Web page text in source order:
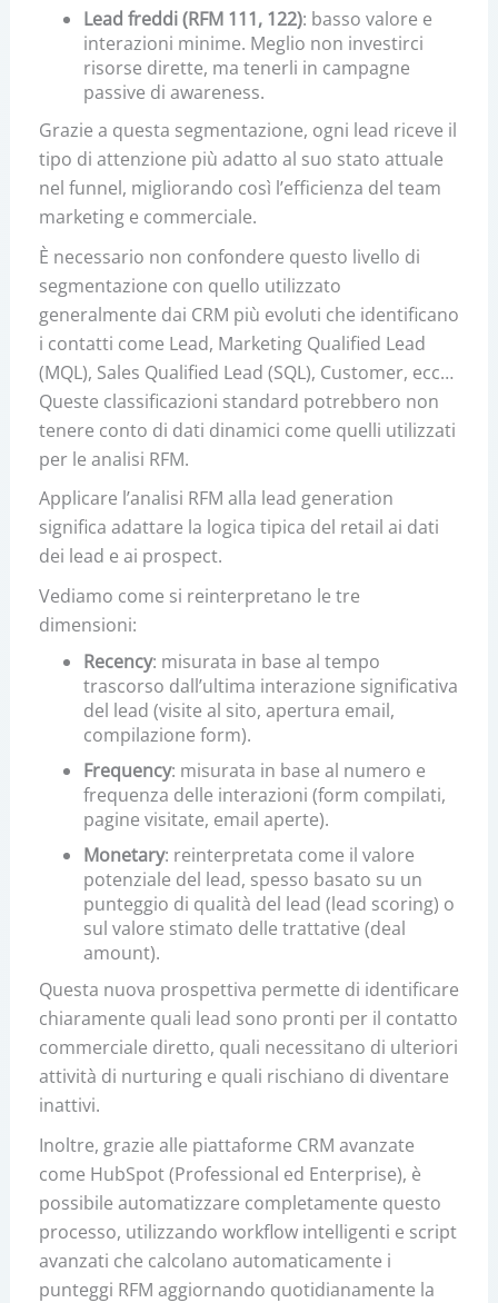
Lead freddi (RFM 111, 122): basso valore e
interazioni minime. Meglio non investirci
risorse dirette, ma tenerli in campagne
passive di awareness.
Grazie a questa segmentazione, ogni lead riceve il
tipo di attenzione più adatto al suo stato attuale
nel funnel, migliorando così l’efficienza del team
marketing e commerciale.
È necessario non confondere questo livello di
segmentazione con quello utilizzato
generalmente dai CRM più evoluti che identificano
i contatti come Lead, Marketing Qualified Lead
(MQL), Sales Qualified Lead (SQL), Customer, ecc…
Queste classificazioni standard potrebbero non
tenere conto di dati dinamici come quelli utilizzati
per le analisi RFM.
Applicare l’analisi RFM alla lead generation
significa adattare la logica tipica del retail ai dati
dei lead e ai prospect.
Vediamo come si reinterpretano le tre
dimensioni:
Recency: misurata in base al tempo
trascorso dall’ultima interazione significativa
del lead (visite al sito, apertura email,
compilazione form).
Frequency: misurata in base al numero e
frequenza delle interazioni (form compilati,
pagine visitate, email aperte).
Monetary: reinterpretata come il valore
potenziale del lead, spesso basato su un
punteggio di qualità del lead (lead scoring) o
sul valore stimato delle trattative (deal
amount).
Questa nuova prospettiva permette di identificare
chiaramente quali lead sono pronti per il contatto
commerciale diretto, quali necessitano di ulteriori
attività di nurturing e quali rischiano di diventare
inattivi.
Inoltre, grazie alle piattaforme CRM avanzate
come HubSpot (Professional ed Enterprise), è
possibile automatizzare completamente questo
processo, utilizzando workflow intelligenti e script
avanzati che calcolano automaticamente i
punteggi RFM aggiornando quotidianamente la